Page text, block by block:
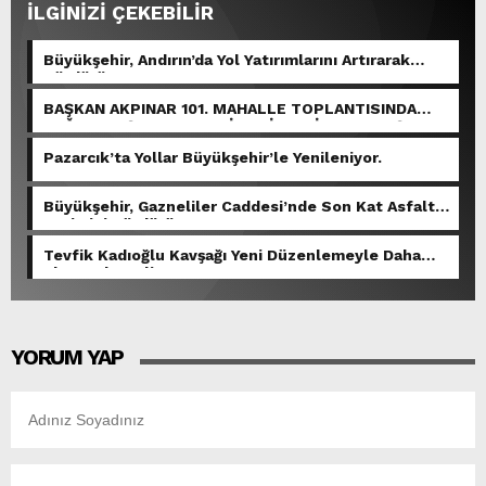
İLGİNİZİ ÇEKEBİLİR
Büyükşehir, Andırın’da Yol Yatırımlarını Artırarak
Sürdürüyor.
BAŞKAN AKPINAR 101. MAHALLE TOPLANTISINDA
BAĞLARBAŞI MAHALLESİ SAKİNLERİYLE BULUŞTU.
Pazarcık’ta Yollar Büyükşehir’le Yenileniyor.
Büyükşehir, Gazneliler Caddesi’nde Son Kat Asfalt
Serimini Sürdürüyor.
Tevfik Kadıoğlu Kavşağı Yeni Düzenlemeyle Daha
Akıcı Hale Geliyor.
YORUM YAP